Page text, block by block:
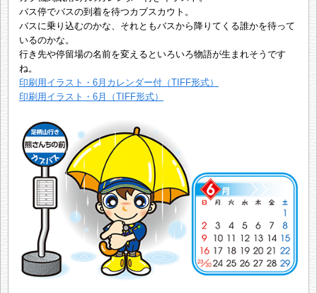
バス停でバスの到着を待つカブスカウト。
バスに乗り込むのかな、それともバスから降りてくる誰かを待って
いるのかな。
行き先や停留場の名前を変えるといろいろ物語が生まれそうです
ね。
印刷用イラスト・6月カレンダー付（TIFF形式）
印刷用イラスト・6月（TIFF形式）